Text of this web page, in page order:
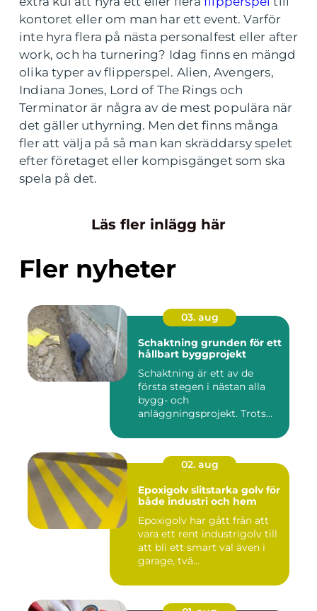
kontoret eller om man har ett event. Varför
inte hyra flera på nästa personalfest eller after
work, och ha turnering? Idag finns en mängd
olika typer av flipperspel. Alien, Avengers,
Indiana Jones, Lord of The Rings och
Terminator är några av de mest populära när
det gäller uthyrning. Men det finns många
fler att välja på så man kan skräddarsy spelet
efter företaget eller kompisgänget som ska
spela på det.
Läs fler inlägg här
Fler nyheter
03. aug
Schaktning grunden för ett
hållbart byggprojekt
Schaktning är ett av de
första stegen i nästan alla
bygg- och
anläggningsprojekt. Trots
02. aug
Epoxigolv slitstarka golv för
både industri och hem
Epoxigolv har gått från att
vara ett rent industrigolv till
att bli ett smart val även i
garage, tvä...